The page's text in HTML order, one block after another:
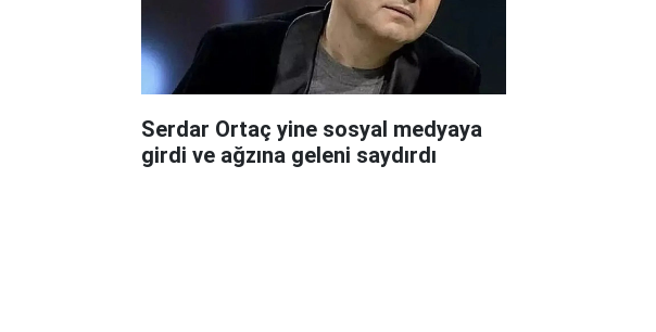
Serdar Ortaç yine sosyal medyaya
girdi ve ağzına geleni saydırdı